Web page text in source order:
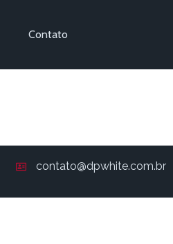
Contato
contato@dpwhite.com.br